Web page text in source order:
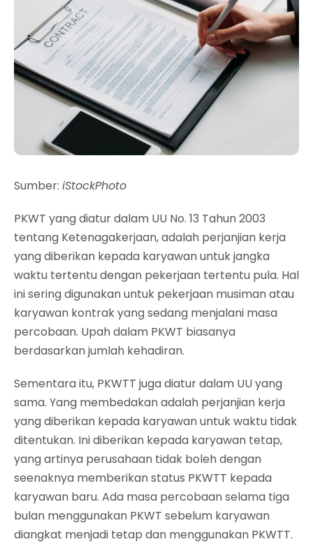
Sumber: iStockPhoto
PKWT yang diatur dalam UU No. 13 Tahun 2003
tentang Ketenagakerjaan, adalah perjanjian kerja
yang diberikan kepada karyawan untuk jangka
waktu tertentu dengan pekerjaan tertentu pula. Hal
ini sering digunakan untuk pekerjaan musiman atau
karyawan kontrak yang sedang menjalani masa
percobaan. Upah dalam PKWT biasanya
berdasarkan jumlah kehadiran.
Sementara itu, PKWTT juga diatur dalam UU yang
sama. Yang membedakan adalah perjanjian kerja
yang diberikan kepada karyawan untuk waktu tidak
ditentukan. Ini diberikan kepada karyawan tetap,
yang artinya perusahaan tidak boleh dengan
seenaknya memberikan status PKWTT kepada
karyawan baru. Ada masa percobaan selama tiga
bulan menggunakan PKWT sebelum karyawan
diangkat menjadi tetap dan menggunakan PKWTT.